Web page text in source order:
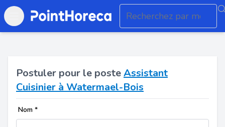
Open main menu
Postuler pour le posteAssistant
Cuisinier à Watermael-Bois
Nom *